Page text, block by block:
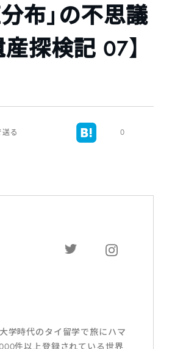
布」の不思議
探検記 07】
送る 0
学時代のタイ留学で旅にハマ
件以上登録されている世界